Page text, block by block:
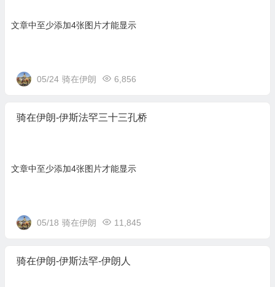
文章中至少添加4张图片才能显示
05/24 骑在伊朗 6,856
骑在伊朗-伊斯法罕三十三孔桥
文章中至少添加4张图片才能显示
05/18 骑在伊朗 11,845
骑在伊朗-伊斯法罕-伊朗人